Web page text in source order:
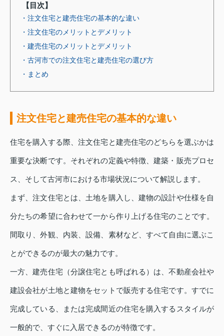
【目次】
・注文住宅と建売住宅の基本的な違い
・注文住宅のメリットとデメリット
・建売住宅のメリットとデメリット
・古河市での注文住宅と建売住宅の選び方
・まとめ
注文住宅と建売住宅の基本的な違い
住宅を購入する際、注文住宅と建売住宅のどちらを選ぶかは
重要な決断です。それぞれの定義や特徴、建築・販売プロセ
ス、そして古河市における市場状況について解説します。
まず、注文住宅とは、土地を購入し、建物の設計や仕様を自
分たちの希望に合わせて一から作り上げる住宅のことです。
間取り、外観、内装、設備、素材など、すべて自由に選ぶこ
とができるのが最大の魅力です。
一方、建売住宅（分譲住宅とも呼ばれる）は、不動産会社や
建設会社が土地と建物をセットで販売する住宅です。すでに
完成している、または完成間近の住宅を購入するスタイルが
一般的で、すぐに入居できるのが特徴です。